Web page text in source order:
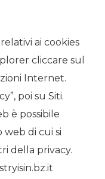
ai cookies
cliccare sul
Internet.
poi su Siti.
è possibile
web di cui si
della privacy.